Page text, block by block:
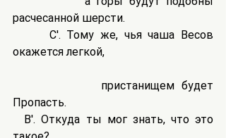
расчесанной шерсти.
окажется легкой,
Пропасть.